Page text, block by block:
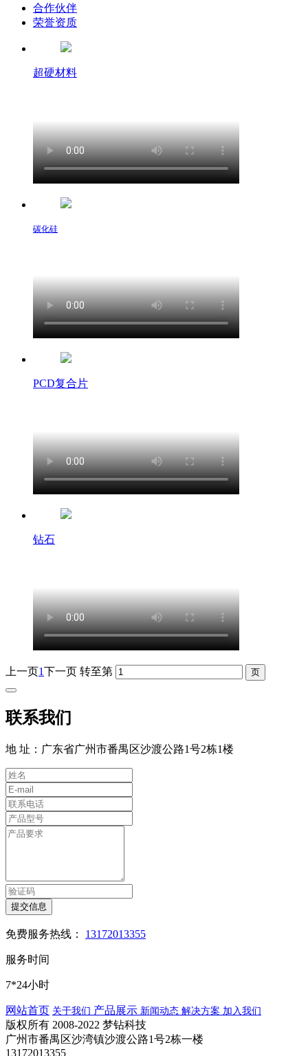
合作伙伴
荣誉资质
超硬材料
碳化硅
PCD复合片
钻石
上一页1下一页 转至第
联系我们
地 址：广东省广州市番禺区沙渡公路1号2栋1楼
提交信息
免费服务热线： 13172013355
服务时间
7*24小时
网站首页 关于我们 产品展示 新闻动态 解决方案 加入我们
版权所有 2008-2022 梦钻科技
广州市番禺区沙湾镇沙渡公路1号2栋一楼
13172013355